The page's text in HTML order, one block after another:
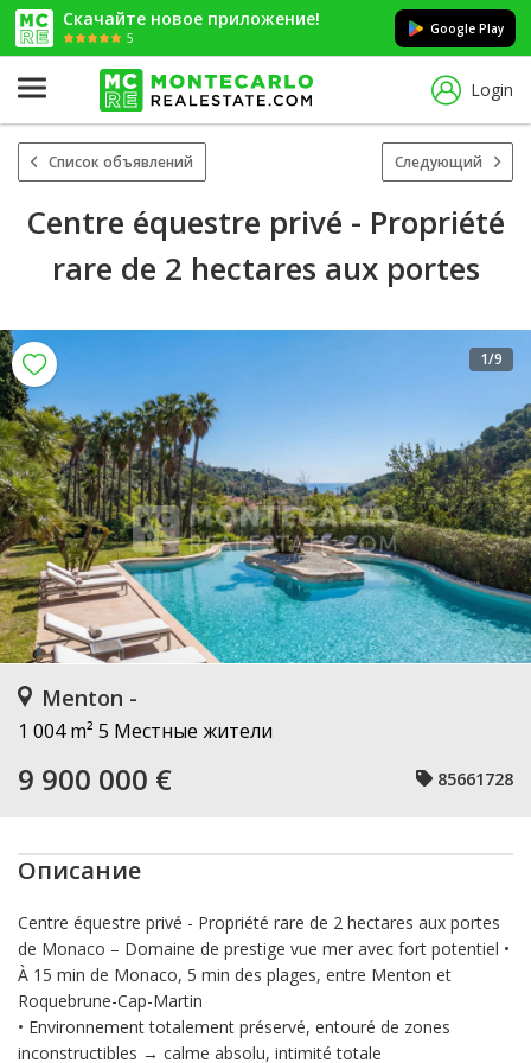
Скачайте новое приложение!
5
Google Play
Login
Список объявлений Следующий
Centre équestre privé - Propriété
rare de 2 hectares aux portes
1/9
Menton -
1 004 m² 5 Местные жители
9 900 000 € 85661728
Описание
Centre équestre privé - Propriété rare de 2 hectares aux portes
de Monaco – Domaine de prestige vue mer avec fort potentiel •
À 15 min de Monaco, 5 min des plages, entre Menton et
Roquebrune-Cap-Martin
• Environnement totalement préservé, entouré de zones
inconstructibles → calme absolu, intimité totale